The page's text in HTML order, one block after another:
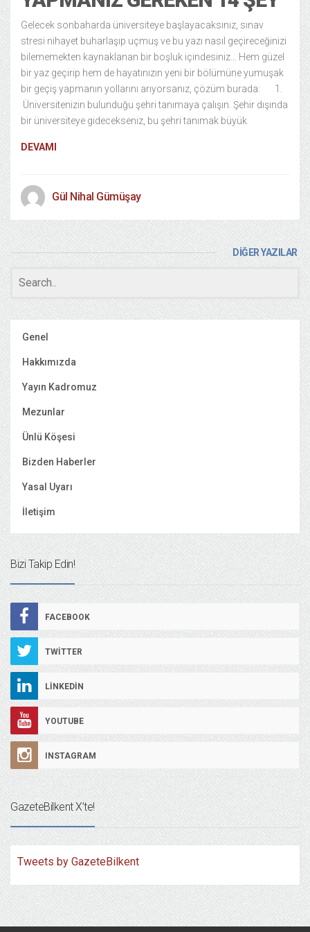
Gelecek sonbaharda üniversiteye başlayacaksınız, sınav
stresi nihayet buharlaşıp uçmuş ve bu yazı nasıl geçireceğinizi
bilememekten kaynaklanan bir boşluk içindesiniz… Hem güzel
bir yaz geçirip hem de hayatınızın yeni bir bölümüne yumuşak
bir geçiş yapmanın yollarını arıyorsanız, çözüm burada: 1.
Üniversitenizin bulunduğu şehri tanımaya çalışın. Şehir dışında
bir üniversiteye gidecekseniz, bu şehri tanımak büyük
DEVAMI
Gül Nihal Gümüşay
DİĞER YAZILAR
Genel
Hakkımızda
Yayın Kadromuz
Mezunlar
Ünlü Köşesi
Bizden Haberler
Yasal Uyarı
İletişim
Bizi Takip Edin!
FACEBOOK
TWITTER
LINKEDIN
YOUTUBE
INSTAGRAM
GazeteBilkent X’te!
Tweets by GazeteBilkent